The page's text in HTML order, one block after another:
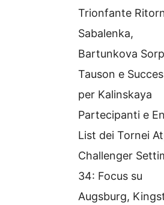
Trionfante
Sabalenka,
Bartunkova
Tauson e
per Kalinskaya
Partecipanti e
List dei Tornei
Challenger
34: Focus su
Augsburg,